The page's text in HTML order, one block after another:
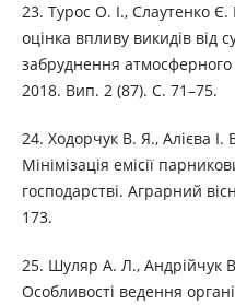
23. Турос О. І., Слаутенко Є.
оцінка впливу викидів від
забруднення атмосферного
2018. Вип. 2 (87). С. 71–75.
24. Ходорчук В. Я., Алієва
Мінімізація емісії
господарстві. Аграрний
173.
25. Шуляр А. Л., Андрійчук
Особливості ведення